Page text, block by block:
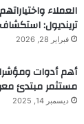
العملاء
ترينديول:
فبراير 28, 2026
مستثمر مبتدئ
ديسمبر 14, 2025